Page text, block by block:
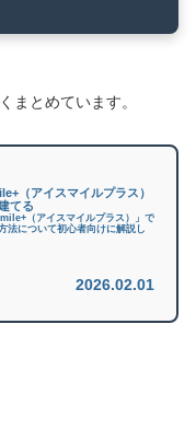
まとめています。
（アイスマイルプラス）
てる
（アイスマイルプラス）」で
法について初心者向けに解説し
2026.02.01